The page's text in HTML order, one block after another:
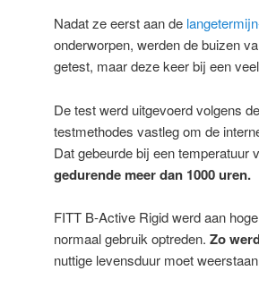
Nadat ze eerst aan de
onderworpen, werden de buizen
getest, maar deze keer bij een
De test werd uitgevoerd volgens de
testmethodes vastleg om de
Dat gebeurde bij een temperatuur
gedurende meer dan 1000 uren.
FITT B-Active Rigid werd aan
normaal gebruik optreden. Zo
nuttige levensduur moet